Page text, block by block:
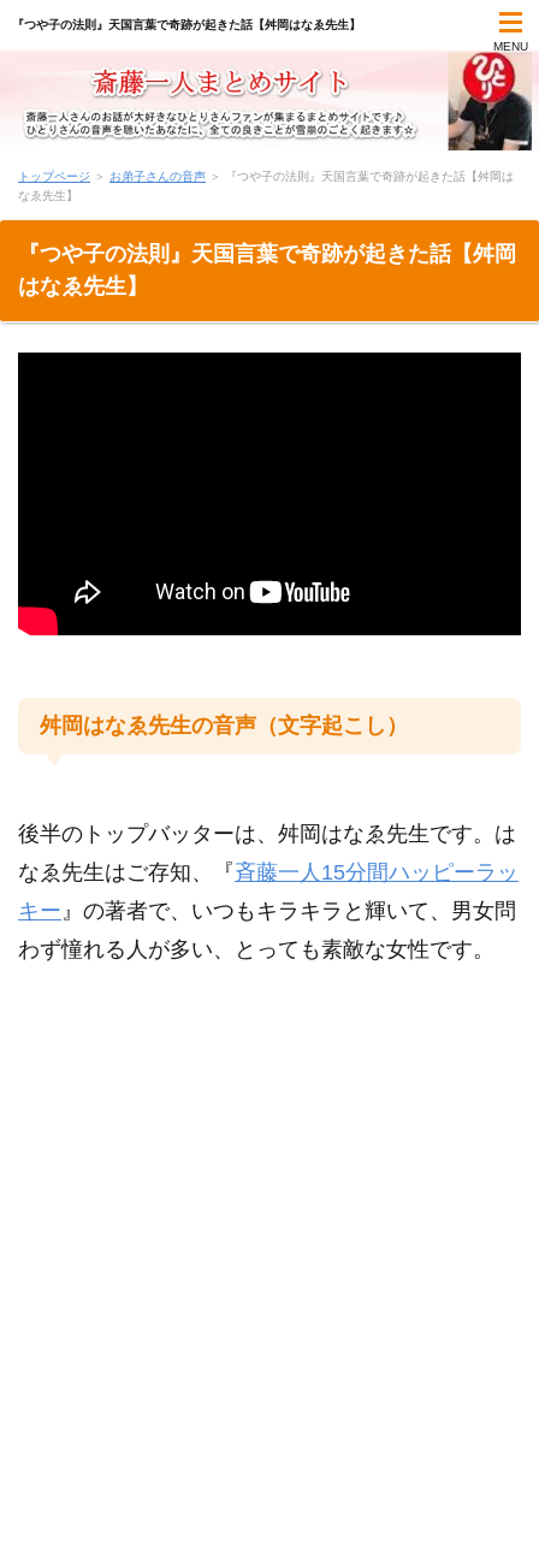
『つや子の法則』天国言葉で奇跡が起きた話【舛岡はなゑ先生】
MENU
斎藤一人まとめコンテンツ
一日一語の名言集
youtube
斎藤一人さんとは
トップページ ＞ お弟子さんの音声 ＞
『つや子の法則』天国言葉で奇跡が起きた話【舛岡は
なゑ先生】
『つや子の法則』天国言葉で奇跡が起きた話【舛岡
はなゑ先生】
舛岡はなゑ先生の音声（文字起こし）
後半のトップバッターは、舛岡はなゑ先生です。は
なゑ先生はご存知、『斉藤一人15分間ハッピーラッ
キー 』の著者で、いつもキラキラと輝いて、男女問
わず憧れる人が多い、とっても素敵な女性です。